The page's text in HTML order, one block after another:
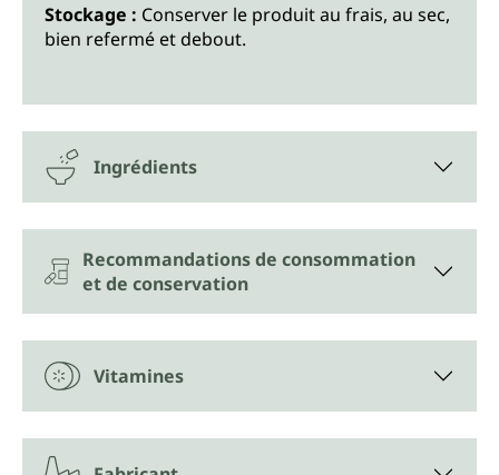
Stockage : Conserver le produit au frais, au sec,
bien refermé et debout.
Ingrédients
Recommandations de consommation
et de conservation
Vitamines